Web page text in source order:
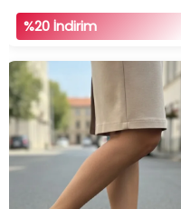
%20 İndirim